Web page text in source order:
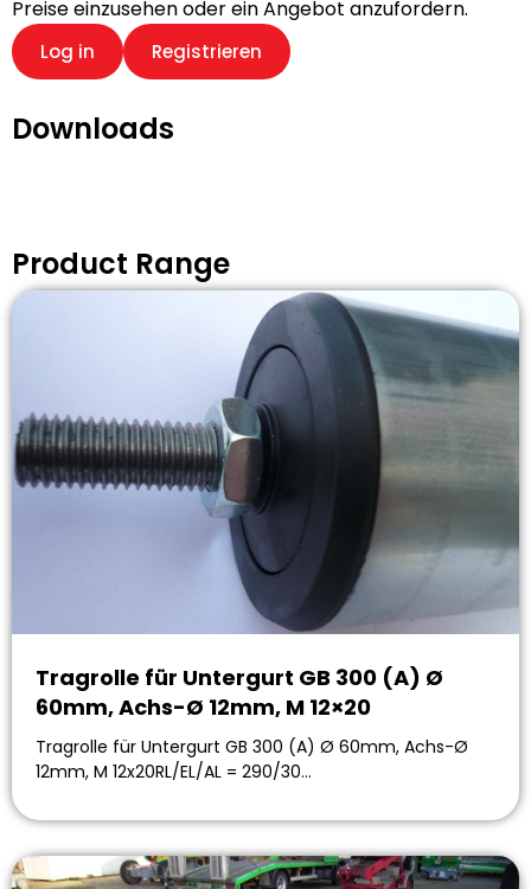
Preise einzusehen oder ein Angebot anzufordern.
Log in Registrieren
Downloads
Product Range
Tragrolle für Untergurt GB 300 (A) Ø
60mm, Achs-Ø 12mm, M 12×20
Tragrolle für Untergurt GB 300 (A) Ø 60mm, Achs-Ø
12mm, M 12x20RL/EL/AL = 290/30…